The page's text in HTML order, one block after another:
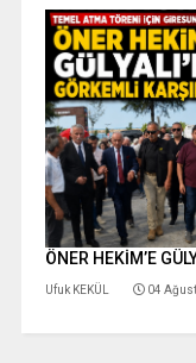
ÖNER HEKİM’E
Ufuk KEKÜL 04